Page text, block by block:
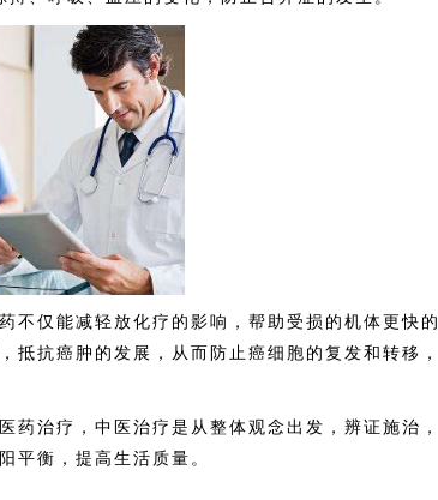
仅能减轻放化疗的影响，帮助受损的机体更快的
抵抗癌肿的发展，从而防止癌细胞的复发和转移，
治疗，中医治疗是从整体观念出发，辨证施治，
平衡，提高生活质量。